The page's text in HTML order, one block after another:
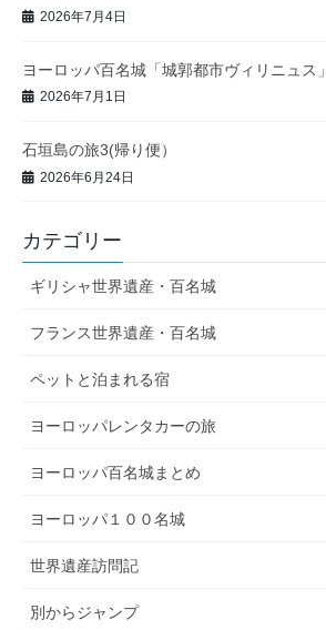
2026年7月4日
ヨーロッパ百名城「城郭都市ヴィリニュス」
2026年7月1日
石垣島の旅3(帰り便）
2026年6月24日
カテゴリー
ギリシャ世界遺産・百名城
フランス世界遺産・百名城
ペットと泊まれる宿
ヨーロッパレンタカーの旅
ヨーロッパ百名城まとめ
ヨーロッパ１００名城
世界遺産訪問記
別からジャンプ